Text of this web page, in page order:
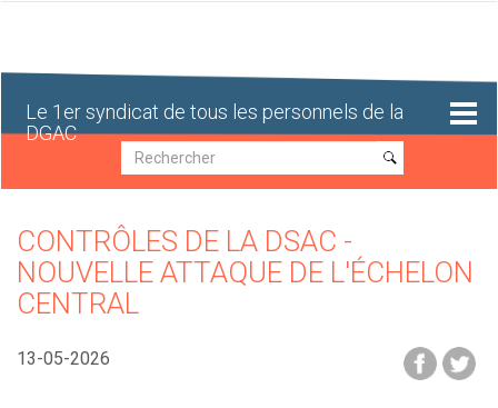
Le 1er syndicat de tous les personnels de la
DGAC
Recherche
Recherche
CONTRÔLES DE LA DSAC -
NOUVELLE ATTAQUE DE L'ÉCHELON
CENTRAL
13-05-2026